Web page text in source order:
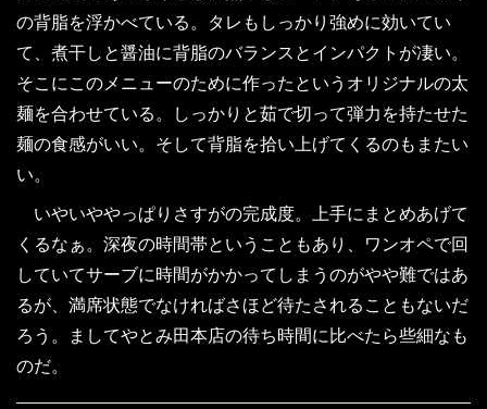
の背脂を浮かべている。タレもしっかり強めに効いてい
て、煮干しと醤油に背脂のバランスとインパクトが凄い。
そこにこのメニューのために作ったというオリジナルの太
麺を合わせている。しっかりと茹で切って弾力を持たせた
麺の食感がいい。そして背脂を拾い上げてくるのもまたい
い。
いやいややっぱりさすがの完成度。上手にまとめあげて
くるなぁ。深夜の時間帯ということもあり、ワンオペで回
していてサーブに時間がかかってしまうのがやや難ではあ
るが、満席状態でなければさほど待たされることもないだ
ろう。ましてやとみ田本店の待ち時間に比べたら些細なも
のだ。